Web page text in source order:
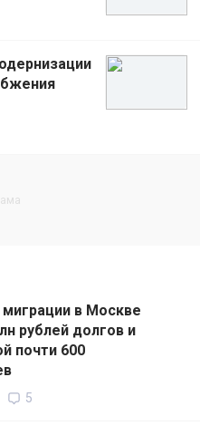
в Москве
рублей долгов и
почти 600
5